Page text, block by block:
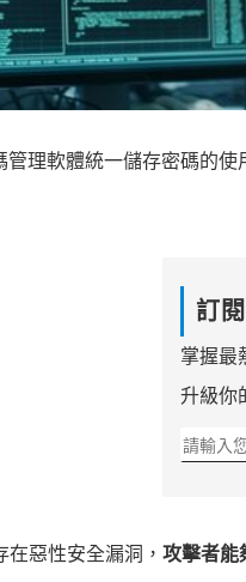
理軟體統一儲存密碼的
訂
掌握最
升級你
惡性安全漏洞， 攻擊者能